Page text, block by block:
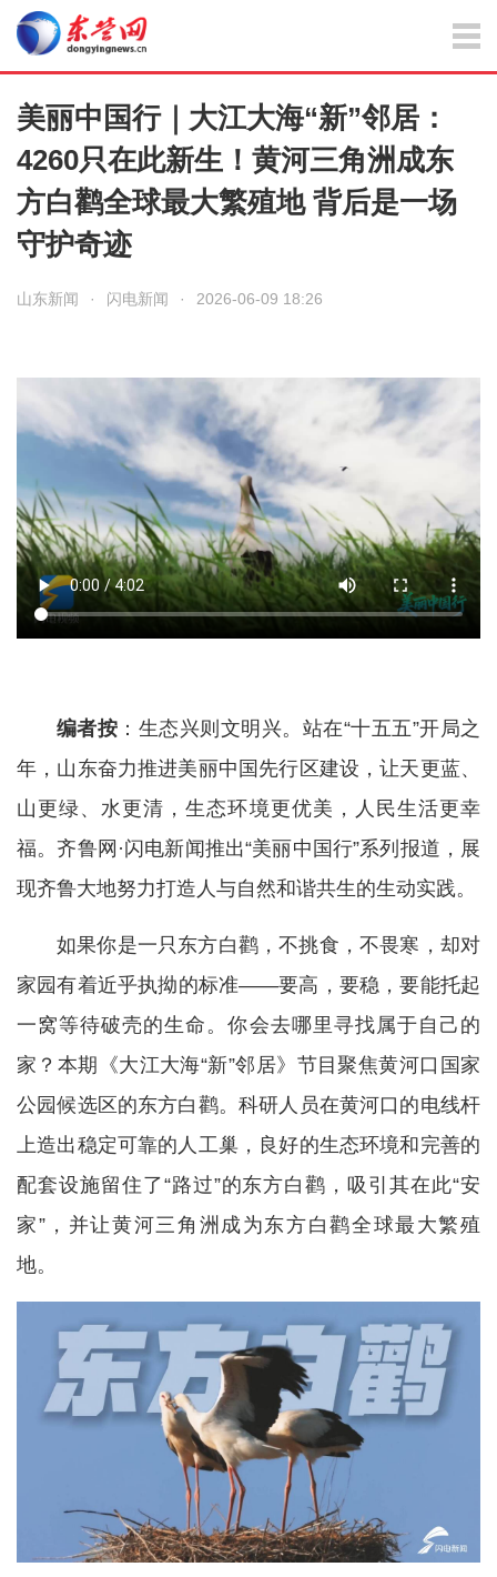
美丽中国行｜大江大海“新”邻居：
4260只在此新生！黄河三角洲成东
方白鹳全球最大繁殖地 背后是一场
守护奇迹
山东新闻 · 闪电新闻 · 2026-06-09 18:26
编者按 ：生态兴则文明兴。站在“十五五”开局之
年，山东奋力推进美丽中国先行区建设，让天更蓝、
山更绿、水更清，生态环境更优美，人民生活更幸
福。齐鲁网·闪电新闻推出“美丽中国行”系列报道，展
现齐鲁大地努力打造人与自然和谐共生的生动实践。
如果你是一只东方白鹳，不挑食，不畏寒，却对
家园有着近乎执拗的标准——要高，要稳，要能托起
一窝等待破壳的生命。你会去哪里寻找属于自己的
家？本期《大江大海“新”邻居》节目聚焦黄河口国家
公园候选区的东方白鹳。科研人员在黄河口的电线杆
上造出稳定可靠的人工巢，良好的生态环境和完善的
配套设施留住了“路过”的东方白鹳，吸引其在此“安
家”，并让黄河三角洲成为东方白鹳全球最大繁殖
地。